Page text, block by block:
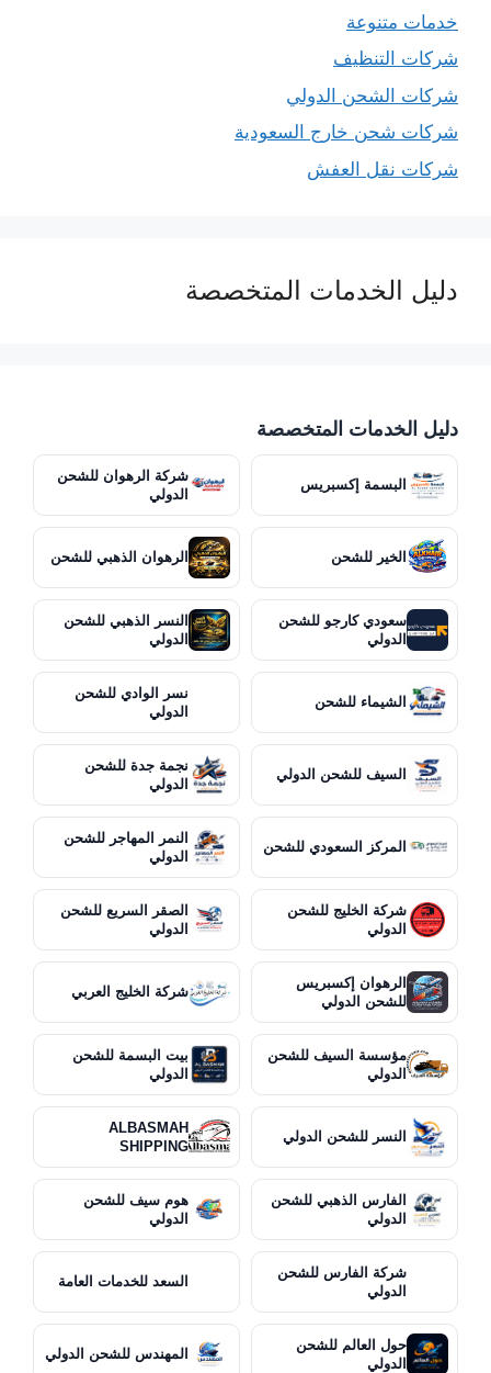
خدمات متنوعة
شركات التنظيف
شركات الشحن الدولي
شركات شحن خارج السعودية
شركات نقل العفش
دليل الخدمات المتخصصة
دليل الخدمات المتخصصة
البسمة إكسبريس
شركة الرهوان للشحن
الدولي
الخير للشحن الرهوان الذهبي للشحن
سعودي كارجو للشحن
الدولي
النسر الذهبي للشحن
الدولي
الشيماء للشحن
نسر الوادي للشحن
الدولي
السيف للشحن الدولي
نجمة جدة للشحن
الدولي
المركز السعودي للشحن
النمر المهاجر للشحن
الدولي
شركة الخليج للشحن
الدولي
الصقر السريع للشحن
الدولي
الرهوان إكسبريس
للشحن الدولي
شركة الخليج العربي
مؤسسة السيف للشحن
الدولي
بيت البسمة للشحن
الدولي
النسر للشحن الدولي
ALBASMAH
SHIPPING
الفارس الذهبي للشحن
الدولي
هوم سيف للشحن
الدولي
شركة الفارس للشحن
الدولي
السعد للخدمات العامة
حول العالم للشحن
الدولي
المهندس للشحن الدولي